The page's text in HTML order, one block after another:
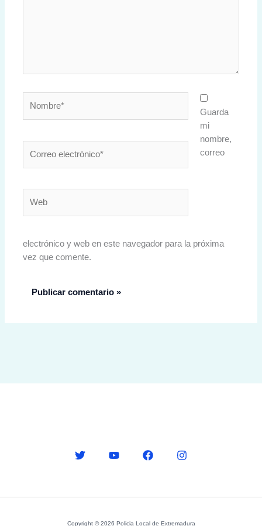
electrónico*
Guarda
mi
nombre,
correo
electrónico y web en este navegador para la próxima
vez que comente.
Copyright © 2026 Policia Local de Extremadura